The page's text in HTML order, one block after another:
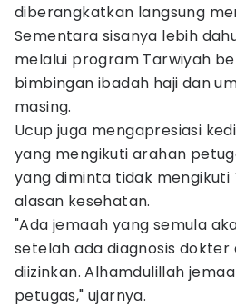
diberangkatkan langsung
Sementara sisanya lebih
melalui program Tarwiyah
bimbingan ibadah haji dan
masing.
Ucup juga mengapresiasi
yang mengikuti arahan
yang diminta tidak mengikuti
alasan kesehatan.
"Ada jemaah yang semula
setelah ada diagnosis
diizinkan. Alhamdulillah
petugas," ujarnya.